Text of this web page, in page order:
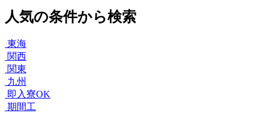
人気の条件から検索
東海
関西
関東
九州
即入寮OK
期間工